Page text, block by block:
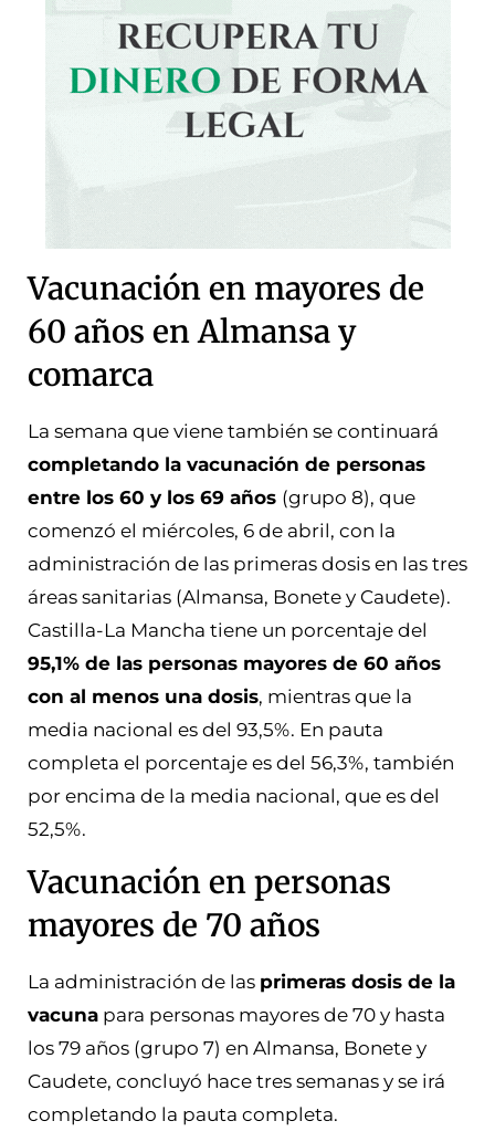
Vacunación en mayores de
60 años en Almansa y
comarca
La semana que viene también se continuará
completando la vacunación de personas
entre los 60 y los 69 años (grupo 8), que
comenzó el miércoles, 6 de abril, con la
administración de las primeras dosis en las tres
áreas sanitarias (Almansa, Bonete y Caudete).
Castilla-La Mancha tiene un porcentaje del
95,1% de las personas mayores de 60 años
con al menos una dosis, mientras que la
media nacional es del 93,5%. En pauta
completa el porcentaje es del 56,3%, también
por encima de la media nacional, que es del
52,5%.
Vacunación en personas
mayores de 70 años
La administración de las primeras dosis de la
vacuna para personas mayores de 70 y hasta
los 79 años (grupo 7) en Almansa, Bonete y
Caudete, concluyó hace tres semanas y se irá
completando la pauta completa.